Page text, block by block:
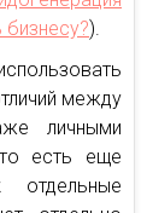
).
между
личными
есть еще
отдельные